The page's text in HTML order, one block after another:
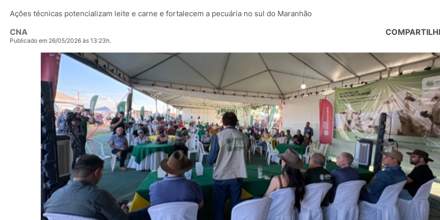
Ações técnicas potencializam leite e carne e fortalecem a pecuária no sul do Maranhão
CNA
Publicado em 26/05/2026 às 13:23h.